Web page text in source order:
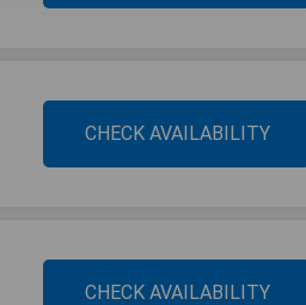
CHECK AVAILABILITY
CHECK AVAILABILITY